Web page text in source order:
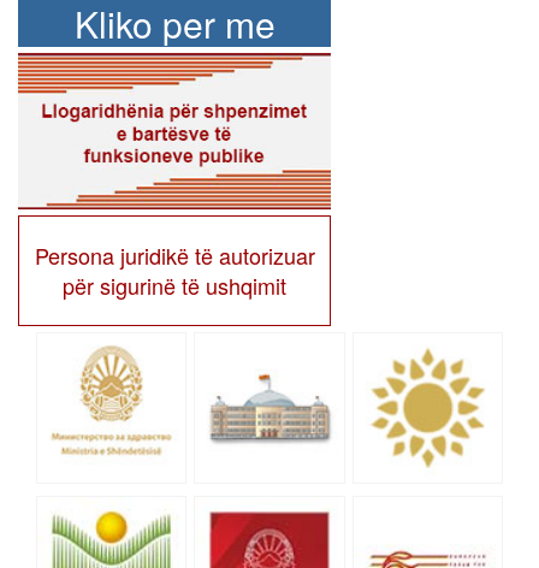
Kliko per me
shume
Persona juridikë të autorizuar
për sigurinë të ushqimit